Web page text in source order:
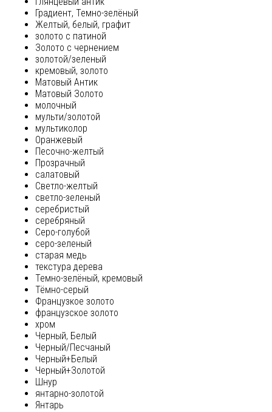
Градиент, Темно-зелёный
Желтый, белый, графит
золото с патиной
Золото с чернением
золотой/зеленый
кремовый, золото
Матовый Антик
Матовый Золото
молочный
мульти/золотой
мультиколор
Оранжевый
Песочно-желтый
Прозрачный
салатовый
Светло-желтый
светло-зеленый
серебристый
серебряный
Серо-голубой
серо-зеленый
старая медь
текстура дерева
Темно-зелёный, кремовый
Тёмно-серый
Французкое золото
французское золото
хром
Черный, Белый
Черный/Песчаный
Черный+Белый
Черный+Золотой
Шнур
янтарно-золотой
Янтарь